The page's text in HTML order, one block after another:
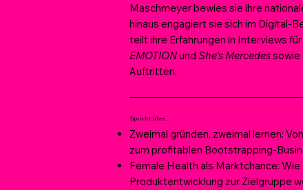
Maschmeyer bewies sie ihre
hinaus engagiert sie sich im Digital-
teilt ihre Erfahrungen in Interviews für
EMOTIONundShe's Mercedessowie
Auftritten.
Spricht über...
Zweimal gründen, zweimal lernen:
zum profitablen Bootstrapping-
Female Health als Marktchance: Wie
Produktentwicklung zur Zielgruppe